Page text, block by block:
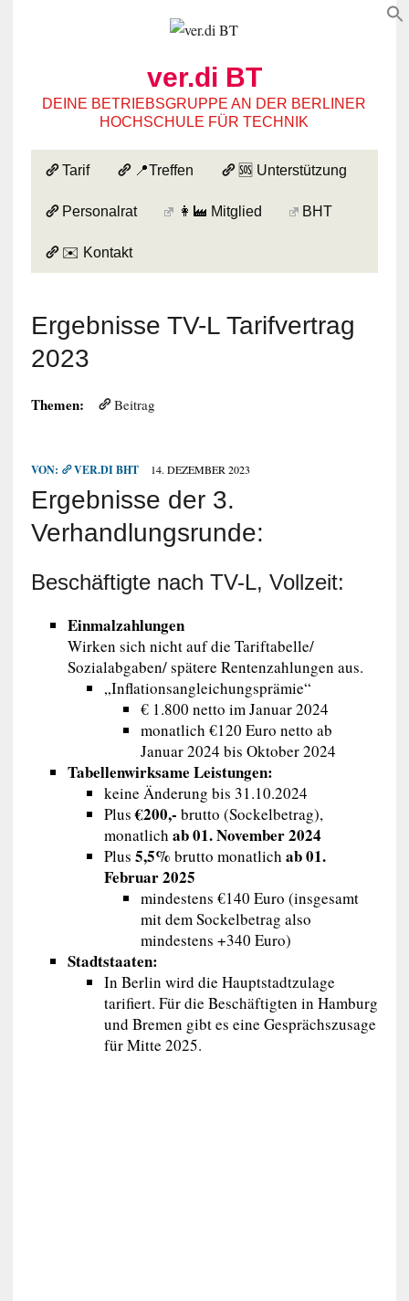
ver.di BT
DEINE BETRIEBSGRUPPE AN DER BERLINER
HOCHSCHULE FÜR TECHNIK
Tarif 📍Treffen 🆘 Unterstützung
Personalrat 👩‍🏭 Mitglied BHT
✉️ Kontakt
Ergebnisse TV-L Tarifvertrag
2023
Themen: Beitrag
VON: VER.DI BHT 14. DEZEMBER 2023
Ergebnisse der 3.
Verhandlungsrunde:
Beschäftigte nach TV-L, Vollzeit:
Einmalzahlungen
Wirken sich nicht auf die Tariftabelle/
Sozialabgaben/ spätere Rentenzahlungen aus.
„Inflationsangleichungsprämie“
€ 1.800 netto im Januar 2024
monatlich €120 Euro netto ab
Januar 2024 bis Oktober 2024
Tabellenwirksame Leistungen:
keine Änderung bis 31.10.2024
Plus€200,- brutto (Sockelbetrag),
monatlich ab 01. November 2024
Plus 5,5% brutto monatlich ab 01.
Februar 2025
mindestens €140 Euro (insgesamt
mit dem Sockelbetrag also
mindestens +340 Euro)
Stadtstaaten:
In Berlin wird die Hauptstadtzulage
tarifiert. Für die Beschäftigten in Hamburg
und Bremen gibt es eine Gesprächszusage
für Mitte 2025.